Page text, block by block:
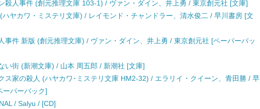
殺人事件 (創元推理文庫 103-1) / ヴァン・ダイン、井上勇 / 東京創元社 [文庫]
ハヤカワ・ミステリ文庫) / レイモンド・チャンドラー、清水俊二 / 早川書房 [文
事件 新版 (創元推理文庫) / ヴァン・ダイン、井上勇 / 東京創元社 [ペーパーバッ
い街 (新潮文庫) / 山本 周五郎 / 新潮社 [文庫]
ス家の殺人 (ハヤカワ･ミステリ文庫 HM2-32) / エラリイ・クイーン、青田勝 / 早
ーパーバック]
/ Salyu / [CD]